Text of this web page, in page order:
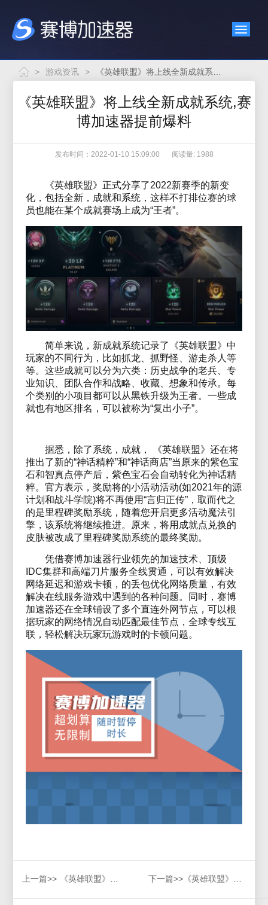
> 游戏资讯 >
《英雄联盟》将上线全新成就系统,赛
博加速器提前爆料
发布时间：2022-01-10 15:09:00 阅读量: 1988
《英雄联盟》正式分享了2022新赛季的新变
化，包括全新，成就和系统，这样不打排位赛的球
员也能在某个成就赛场上成为“王者”。
简单来说，新成就系统记录了《英雄联盟》中
玩家的不同行为，比如抓龙、抓野怪、游走杀人等
等。这些成就可以分为六类：历史战争的老兵、专
业知识、团队合作和战略、收藏、想象和传承。每
个类别的小项目都可以从黑铁升级为王者。一些成
就也有地区排名，可以被称为“复出小子”。
据悉，除了系统，成就， 《英雄联盟》还在将
推出了新的“神话精粹”和“神话商店”当原来的紫色宝
石和智真点停产后，紫色宝石会自动转化为神话精
粹。官方表示，奖励将的小活动活动(如2021年的源
计划和战斗学院)将不再使用“言归正传”，取而代之
的是里程碑奖励系统，随着您开启更多活动魔法引
擎，该系统将继续推进。原来，将用成就点兑换的
皮肤被改成了里程碑奖励系统的最终奖励。
凭借赛博加速器行业领先的加速技术、顶级
IDC集群和高端刀片服务全线贯通，可以有效解决
网络延迟和游戏卡顿，的丢包优化网络质量，有效
解决在线服务游戏中遇到的各种问题。同时，赛博
加速器还在全球铺设了多个直连外网节点，可以根
据玩家的网络情况自动匹配最佳节点，全球专线互
联，轻松解决玩家玩游戏时的卡顿问题。
上一篇>> 《英雄联盟》客户端将进行整改升级，方便用户体验！ 下一篇>>《英雄联盟》将于2024年删除神话装备，使用赛博加速器不再卡顿